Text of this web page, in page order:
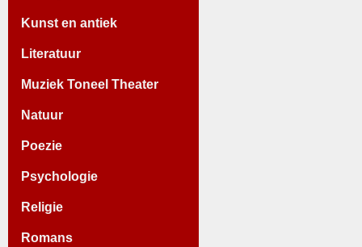
Kunst en antiek
Literatuur
Muziek Toneel Theater
Natuur
Poezie
Psychologie
Religie
Romans